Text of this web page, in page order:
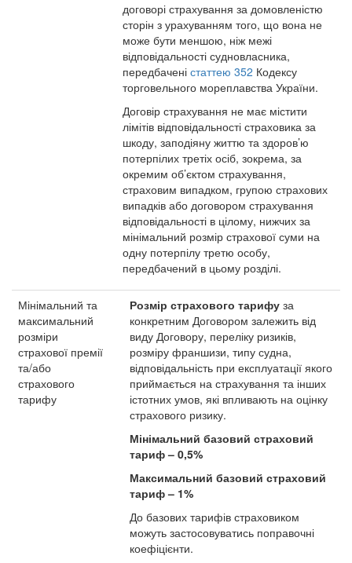
договорі страхування за домовленістю
сторін з урахуванням того, що вона не
може бути меншою, ніж межі
відповідальності судновласника,
передбачені статтею 352 Кодексу
торговельного мореплавства України.
Договір страхування не має містити
лімітів відповідальності страховика за
шкоду, заподіяну життю та здоров’ю
потерпілих третіх осіб, зокрема, за
окремим об’єктом страхування,
страховим випадком, групою страхових
випадків або договором страхування
відповідальності в цілому, нижчих за
мінімальний розмір страхової суми на
одну потерпілу третю особу,
передбачений в цьому розділі.
Мінімальний та
максимальний
розміри
страхової премії
та/або
страхового
тарифу
Розмір страхового тарифуза
конкретним Договором залежить від
виду Договору, переліку ризиків,
розміру франшизи, типу судна,
відповідальність при експлуатації якого
приймається на страхування та інших
істотних умов, які впливають на оцінку
страхового ризику.
Мінімальний базовий страховий
тариф – 0,5%
Максимальний базовий страховий
тариф – 1%
До базових тарифів страховиком
можуть застосовуватись поправочні
коефіцієнти.